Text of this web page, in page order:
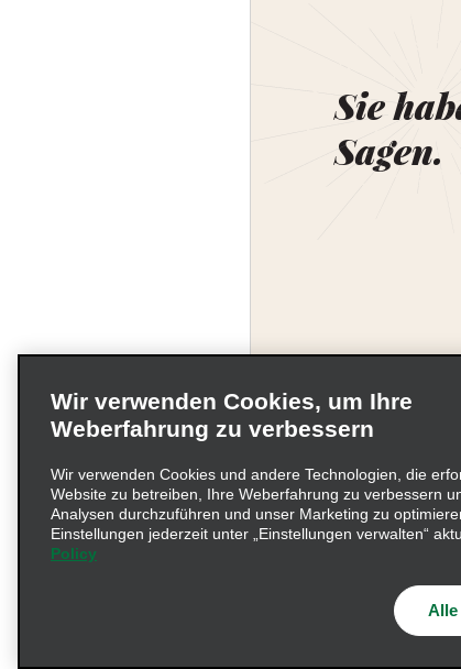
Sie
Sagen.
© 2026 Enterprise
Wir verwenden Cookies, um Ihre
Weberfahrung zu verbessern
Wir verwenden Cookies und andere Technologien, die
Website zu betreiben, Ihre Weberfahrung zu verbessern
Analysen durchzuführen und unser Marketing zu
Einstellungen jederzeit unter „Einstellungen verwalten“
Policy
Alle